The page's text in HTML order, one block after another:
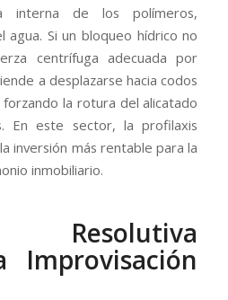
interna de los polímeros,
Si un bloqueo hídrico no
centrífuga adecuada por
a desplazarse hacia codos
la rotura del alicatado
En este sector, la profilaxis
inversión más rentable para la
inmobiliario.
Resolutiva